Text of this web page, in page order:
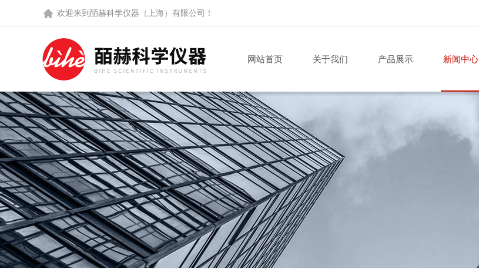
欢迎来到 皕赫科学仪器（上海）有限公司 ！
网站首页 关于我们 产品展示 新闻中心